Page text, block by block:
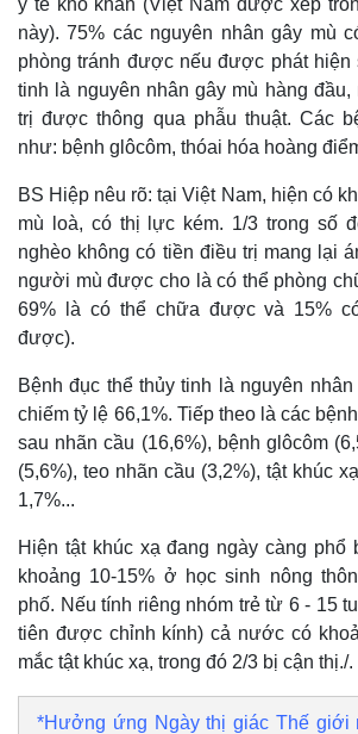
Thế giới
Cuộc sống đó đây
Hồ sơ
Ảnh
E-
y tế khó khăn (Việt Nam được xếp
này). 75% các nguyên nhân gây mù
phòng tránh được nếu được phát
tinh là nguyên nhân gây mù hàng
trị được thông qua phẫu thuật. Các
như: bệnh glôcôm, thóai hóa hoàng
BS Hiệp nêu rõ: tại Việt Nam, hiện có
mù loà, có thị lực kém. 1/3 trong số
nghèo không có tiền điều trị mang lại
người mù được cho là có thể phòng
69% là có thể chữa được và 15%
được).
Bệnh đục thể thủy tinh là nguyên
chiếm tỷ lệ 66,1%. Tiếp theo là các
sau nhãn cầu (16,6%), bệnh glôcôm
(5,6%), teo nhãn cầu (3,2%), tật khúc
1,7%...
Hiện tật khúc xạ đang ngày càng phổ
khoảng 10-15% ở học sinh nông
phố. Nếu tính riêng nhóm trẻ từ 6 - 15
tiên được chỉnh kính) cả nước có
mắc tật khúc xạ, trong đó 2/3 bị cận thị./.
*Hưởng ứng Ngày thị giác Thế giới